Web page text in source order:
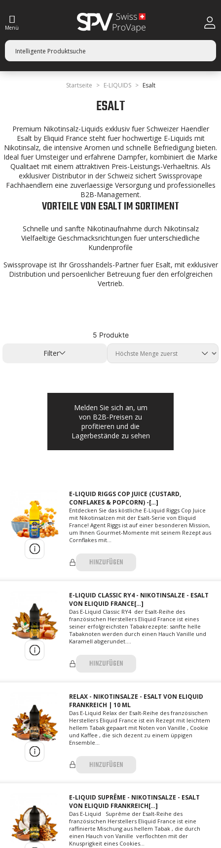
Menü
Startseite E-LIQUIDS Esalt
ESALT
Premium Nikotinsalz-Liquids exklusiv fuer Schweizer Haendler
Esalt by Eliquid France steht fuer hochwertige E-Liquids mit
Nikotinsalz, die intensive Aromen und schnelle Befriedigung bieten.
Ideal fuer Umsteiger und erfahrene Dampfer, kombiniert die Marke
Qualitaet mit einem attraktiven Preis-Leistungs-Verhaeltnis. Als
exklusiver Distributor in der Schweiz sichert Swissprovape
Fachhaendlern eine zuverlaessige Versorgung und professionelles
B2B-Management.
VORTEILE VON ESALT IM SORTIMENT
Schnelle und sanfte Nikotinaufnahme durch Nikotinsalz
Vielfaeltige Geschmacksrichtungen fuer unterschiedliche
Kundenprofile
Swissprovape ist Ihr Grosshandels-Partner fuer Esalt, mit exklusiver
Distribution und persoenlicher Betreuung fuer den erfolgreichen
Vertrieb.
5 Produkte
Filter
Melden Sie sich an, um
von B2B-Preisen zu
profitieren und die
Lagerbestände zu sehen
E-LIQUID RIGGS COP JUICE (CUSTARD,
CONFLAKES & POPCORN) -[…]
Entdecken Sie das köstliche E-Liquid Riggs Cop Juice
mit Nikotinsalzen mit der Esalt-Serie von Eliquid
France! Agent Riggs ist auf einer besonderen Mission,
um Ihnen Gourmet-Momente mit seinem Rezept aus
Cornflakes mit...
HINZUFÜGEN
E-LIQUID CLASSIC RY4 - NIKOTINSALZE - ESALT
VON ELIQUID FRANCE[…]
Das E-Liquid Classic RY4 der Esalt-Reihe des
französischen Herstellers Eliquid France ist eines
seiner erfolgreichsten Tabakrezepte: sanfte helle
Tabaknoten werden durch einen Hauch Vanille und
Karamell abgerundet....
HINZUFÜGEN
RELAX - NIKOTINSALZE - ESALT VON ELIQUID
FRANKREICH | 10 ML
Das E-Liquid Relax der Esalt-Reihe des französischen
Herstellers Eliquid France ist ein Rezept mit leichtem
hellem Tabak gepaart mit Noten von Vanille , Cookie
und Kaffee , die sich dezent zu einem üppigen
Ensemble...
HINZUFÜGEN
E-LIQUID SUPRÊME - NIKOTINSALZE - ESALT
VON ELIQUID FRANKREICH[…]
Das E-Liquid Suprême der Esalt-Reihe des
französischen Herstellers Eliquid France ist eine
raffinierte Mischung aus hellem Tabak , die durch
einen Hauch von Vanille verflochten mit der
Knusprigkeit eines Cookies...